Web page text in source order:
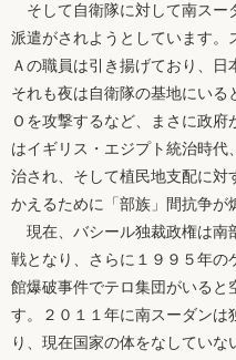
そして自衛隊に対して南スー
派遣がされようとしています。
Ａの職員は引き揚げており、日
それも夜は自衛隊の基地にいる
Ｏを攻撃するなど、まさに政
はイギリス・エジプト統治時
治され、そして植民地支配に対
かえるために「部族」間抗争が
現在、バシール独裁政権は南
戦となり、さらに１９９５年の
館爆破事件でテロ集団がいる
す。２０１１年に南スーダンは
り、現在国家の体をなしてい